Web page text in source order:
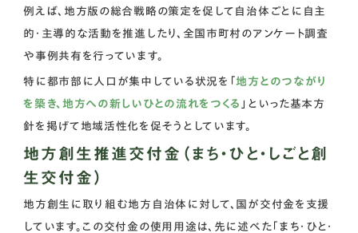
例えば、地方版の総合戦略の策定を促して自治体ごとに自主
的・主導的な活動を推進したり、全国市町村のアンケート調査
や事例共有を行っています。
特に都市部に人口が集中している状況を「地方とのつながり
を築き、地方への新しいひとの流れをつくる 」といった基本方
針を掲げて地域活性化を促そうとしています。
地方創生推進交付金（まち・ひと・しごと創
生交付金）
地方創生に取り組む地方自治体に対して、国が交付金を支援
しています。この交付金の使用用途は、先に述べた「まち・ひと・